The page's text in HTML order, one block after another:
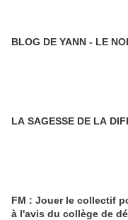
BLOG DE YANN - LE
LA SAGESSE DE LA
FM : Jouer le collectif
à l'avis du collège de